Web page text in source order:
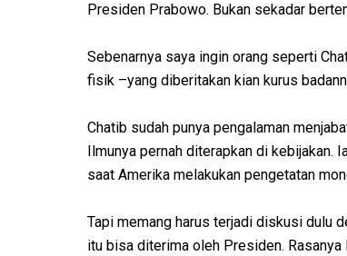
Presiden Prabowo. Bukan sekadar
Sebenarnya saya ingin orang seperti
fisik –yang diberitakan kian kurus
Chatib sudah punya pengalaman
Ilmunya pernah diterapkan di
saat Amerika melakukan pengetatan
Tapi memang harus terjadi diskusi dulu
itu bisa diterima oleh Presiden.